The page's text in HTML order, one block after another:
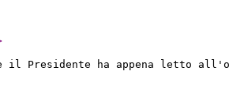
il Presidente ha appena letto